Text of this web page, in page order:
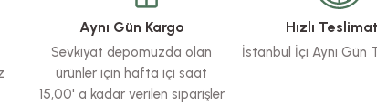
pahalı.
olmalı.
Aynı Gün Kargo
Sevkiyat depomuzda olan
ürünler için hafta içi saat
15,00' a kadar verilen siparişler
Hızlı Teslimat
İstanbul İçi Aynı Gün